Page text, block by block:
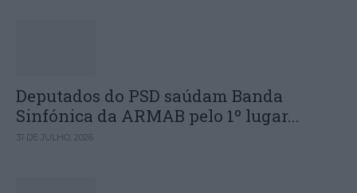
Deputados do PSD saúdam Banda
Sinfónica da ARMAB pelo 1º lugar...
31 DE JULHO, 2026